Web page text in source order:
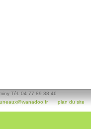
Tél. 04 77 89 38 46
plan du site